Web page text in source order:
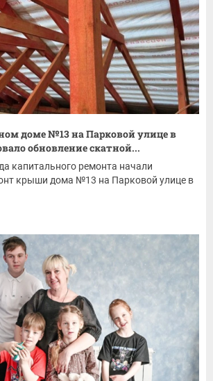
доме №13 на Парковой улице в
обновление скатной...
капитального ремонта начали
крыши дома №13 на Парковой улице в